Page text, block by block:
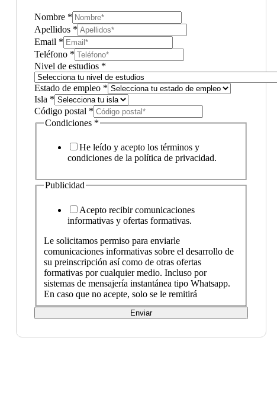
Nombre *
Apellidos *
Email *
Teléfono *
Nivel de estudios *
Estado de empleo *
Isla *
Código postal *
Condiciones *
He leído y acepto los términos y
condiciones de la política de privacidad.
Publicidad
Acepto recibir comunicaciones
informativas y ofertas formativas.
Le solicitamos permiso para enviarle
comunicaciones informativas sobre el desarrollo de
su preinscripción así como de otras ofertas
formativas por cualquier medio. Incluso por
sistemas de mensajería instantánea tipo Whatsapp.
En caso que no acepte, solo se le remitirá
Enviar